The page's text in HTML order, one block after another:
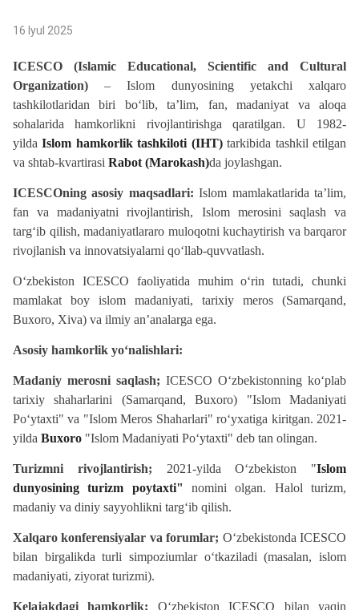
16 Iyul 2025
ICESCO (Islamic Educational, Scientific and Cultural
Organization) – Islom dunyosining yetakchi xalqaro
tashkilotlaridan biri bo‘lib, ta’lim, fan, madaniyat va aloqa
sohalarida hamkorlikni rivojlantirishga qaratilgan. U 1982-
yildaIslom hamkorlik tashkiloti (IHT)tarkibida tashkil etilgan
va shtab-kvartirasi Rabot (Marokash)da joylashgan.
ICESCOning asosiy maqsadlari:Islom mamlakatlarida ta’lim,
fan va madaniyatni rivojlantirish, Islom merosini saqlash va
targ‘ib qilish, madaniyatlararo muloqotni kuchaytirish va barqaror
rivojlanish va innovatsiyalarni qo‘llab-quvvatlash.
O‘zbekiston ICESCO faoliyatida muhim o‘rin tutadi, chunki
mamlakat boy islom madaniyati, tarixiy meros (Samarqand,
Buxoro, Xiva) va ilmiy an’analarga ega.
Asosiy hamkorlik yo‘nalishlari:
Madaniy merosni saqlash; ICESCO O‘zbekistonning ko‘plab
tarixiy shaharlarini (Samarqand, Buxoro) "Islom Madaniyati
Po‘ytaxti" va "Islom Meros Shaharlari" ro‘yxatiga kiritgan. 2021-
yilda Buxoro "Islom Madaniyati Po‘ytaxti" deb tan olingan.
Turizmni rivojlantirish; 2021-yilda O‘zbekiston "Islom
dunyosining turizm poytaxti" nomini olgan. Halol turizm,
madaniy va diniy sayyohlikni targ‘ib qilish.
Xalqaro konferensiyalar va forumlar; O‘zbekistonda ICESCO
bilan birgalikda turli simpoziumlar o‘tkaziladi (masalan, islom
madaniyati, ziyorat turizmi).
Kelajakdagi hamkorlik; O‘zbekiston ICESCO bilan yaqin